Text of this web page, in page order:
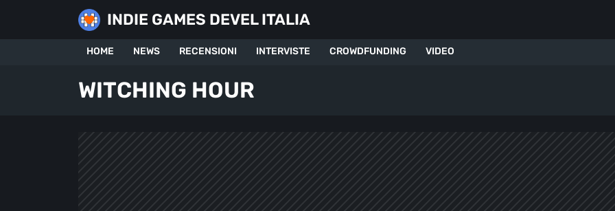
INDIE GAMES DEVEL ITALIA
HOME NEWS RECENSIONI INTERVISTE CROWDFUNDING VIDEO
WITCHING HOUR